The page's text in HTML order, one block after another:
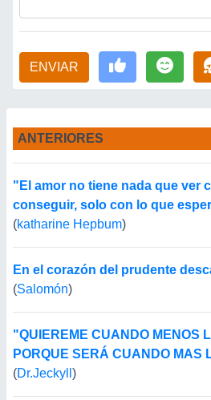
ENVIAR
ANTERIORES
"El amor no tiene nada que ver
conseguir, solo con lo que
(katharine Hepbum)
En el corazón del prudente
(Salomón)
"QUIEREME CUANDO MENOS
PORQUE SERÁ CUANDO MAS
(Dr.Jeckyll )